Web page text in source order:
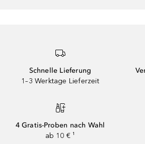
Schnelle Lieferung
1–3 Werktage Lieferzeit
4 Gratis-Proben nach Wahl
ab 10 € ¹